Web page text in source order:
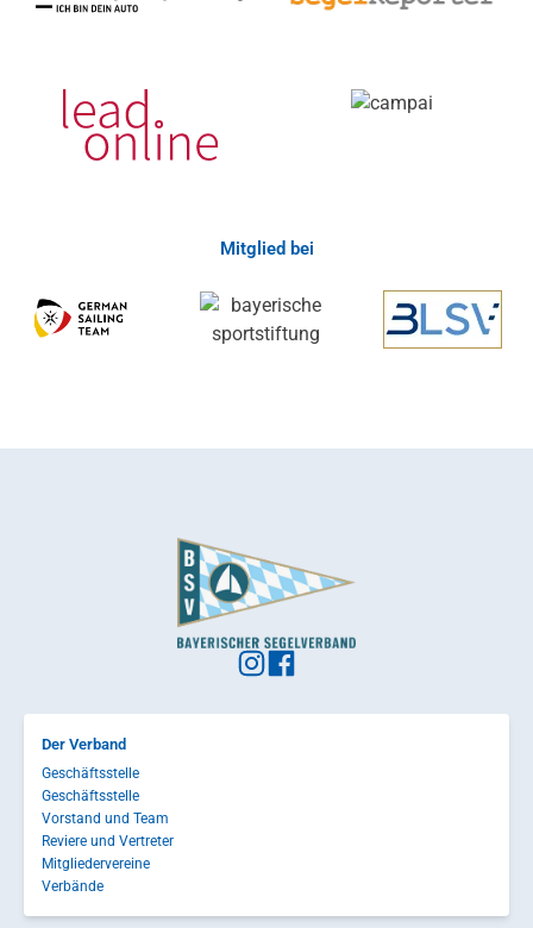
Mitglied bei
Der Verband
Geschäftsstelle
Geschäftsstelle
Vorstand und Team
Reviere und Vertreter
Mitgliedervereine
Verbände